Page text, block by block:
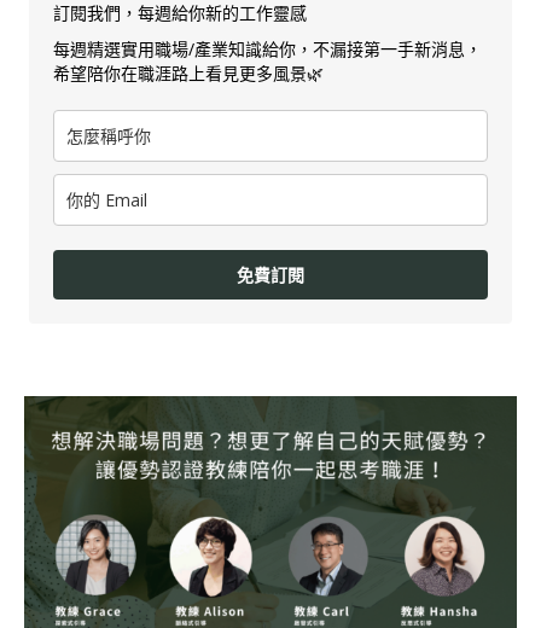
訂閱我們，每週給你新的工作靈感
每週精選實用職場/產業知識給你，不漏接第一手新消息，
希望陪你在職涯路上看見更多風景🌿
免費訂閱